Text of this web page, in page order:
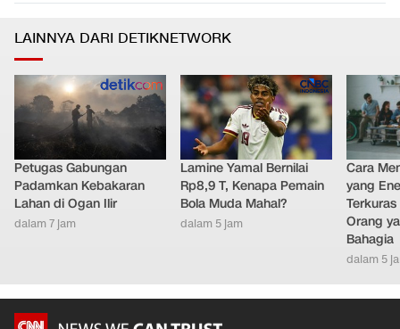
LAINNYA DARI DETIKNETWORK
Petugas Gabungan
Padamkan Kebakaran
Lahan di Ogan Ilir
dalam 7 jam
Lamine Yamal Bernilai
Rp8,9 T, Kenapa Pemain
Bola Muda Mahal?
dalam 5 jam
Cara
yang
Orang
Bahagia
dalam 5